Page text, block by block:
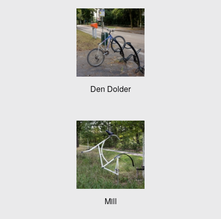
Den Dolder
Mill